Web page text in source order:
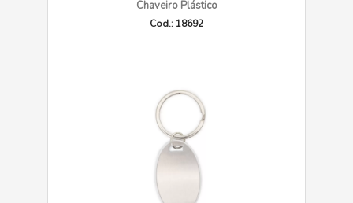
Chaveiro Plástico
Cod.: 18692